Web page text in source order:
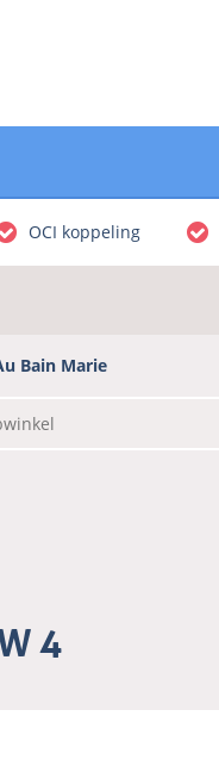
OCI koppeling
Bain Marie
4